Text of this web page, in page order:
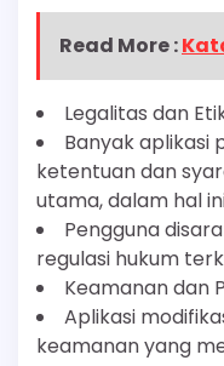
Read More :
Legalitas dan
Banyak aplikasi
ketentuan dan
utama, dalam hal
Pengguna
regulasi hukum
Keamanan dan
Aplikasi
keamanan yang